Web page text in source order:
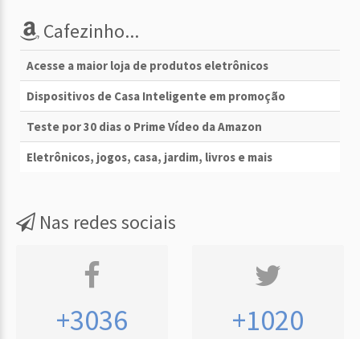
Cafezinho...
Acesse a maior loja de produtos eletrônicos
Dispositivos de Casa Inteligente em promoção
Teste por 30 dias o Prime Vídeo da Amazon
Eletrônicos, jogos, casa, jardim, livros e mais
Nas redes sociais
+3036 +1020